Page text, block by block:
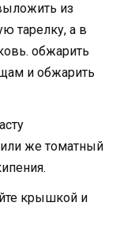
из
тарелку, а в
обжарить
и обжарить
же томатный
крышкой и